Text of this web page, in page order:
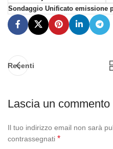
Sondaggio Unificato emissione
Recenti
Lascia un commento
Il tuo indirizzo email non sarà
contrassegnati *